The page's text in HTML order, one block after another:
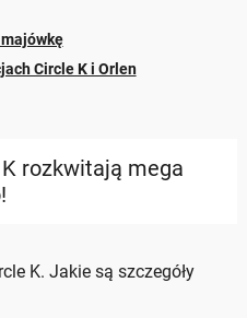
Circle K i Orlen
rozkwitają mega
K. Jakie są szczegóły